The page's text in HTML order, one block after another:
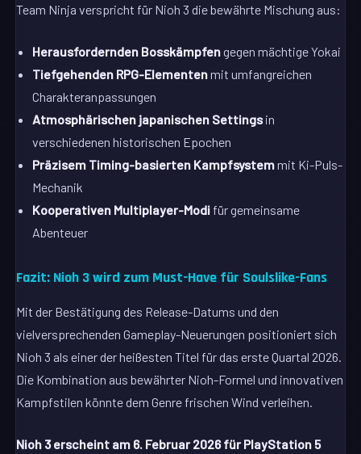
Team Ninja verspricht für Nioh 3 die bewährte Mischung aus:
Herausfordernden Bosskämpfengegen mächtige Yokai
Tiefgehenden RPG-Elementenmit umfangreichen
Charakteranpassungen
Atmosphärischen japanischen Settingsin
verschiedenen historischen Epochen
Präzisem Timing-basierten Kampfsystemmit Ki-Puls-
Mechanik
Kooperativen Multiplayer-Modi für gemeinsame
Abenteuer
Fazit: Nioh 3 wird zum Must-Have für Soulslike-Fans
Mit der Bestätigung des Release-Datums und den
vielversprechenden Gameplay-Neuerungen positioniert sich
Nioh 3 als einer der heißesten Titel für das erste Quartal 2026.
Die Kombination aus bewährter Nioh-Formel und innovativen
Kampfstilen könnte dem Genre frischen Wind verleihen.
Nioh 3 erscheint am 6. Februar 2026 für PlayStation 5